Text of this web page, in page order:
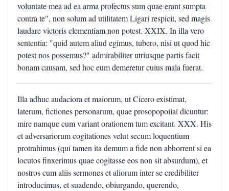
voluntate mea ad ea arma profectus sum quae erant sumpta
contra te", non solum ad utilitatem Ligari respicit, sed magis
laudare victoris clementiam non potest. XXIX. In illa vero
sententia: "quid autem aliud egimus, tubero, nisi ut quod hic
potest nos possemus?" admirabiliter utriusque partis facit
bonam causam, sed hoc eum demeretur cuius mala fuerat.
Illa adhuc audaciora et maiorum, ut Cicero existimat,
laterum, fictiones personarum, quae prosopopoiiai dicuntur:
mire namque cum variant orationem tum excitant. XXX. His
et adversariorum cogitationes velut secum loquentium
protrahimus (qui tamen ita demum a fide non abhorrent si ea
locutos finxerimus quae cogitasse eos non sit absurdum), et
nostros cum aliis sermones et aliorum inter se credibiliter
introducimus, et suadendo, obiurgando, querendo,